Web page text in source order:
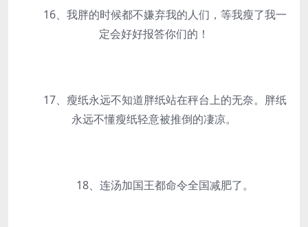
16、我胖的时候都不嫌弃我的人们，等我瘦了我一
定会好好报答你们的！
17、瘦纸永远不知道胖纸站在秤台上的无奈。胖纸
永远不懂瘦纸轻意被推倒的凄凉。
18、连汤加国王都命令全国减肥了。